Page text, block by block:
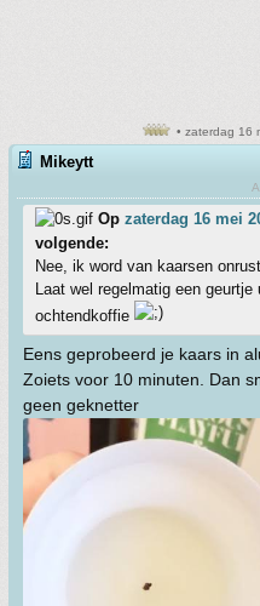
• zaterdag 16
Mikeytt
Op zaterdag 16 mei
volgende:
Nee, ik word van kaarsen
Laat wel regelmatig een
ochtendkoffie
Eens geprobeerd je kaars in
Zoiets voor 10 minuten. Dan
geen geknetter